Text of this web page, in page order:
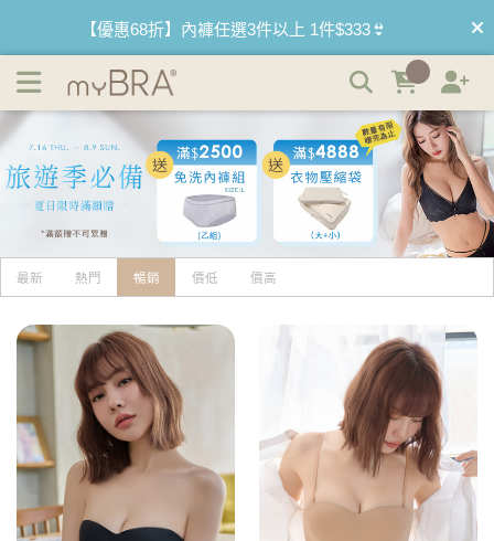
【優惠68折】內褲任選3件以上 1件$333👙
【買內衣免運費】台灣滿1200運費0元🚛
【首購優惠】新客最高可折$150再免運❗
【夏日滿額贈】把衣物壓縮收納袋回家 🌞
最新 熱門 暢銷 價低 價高